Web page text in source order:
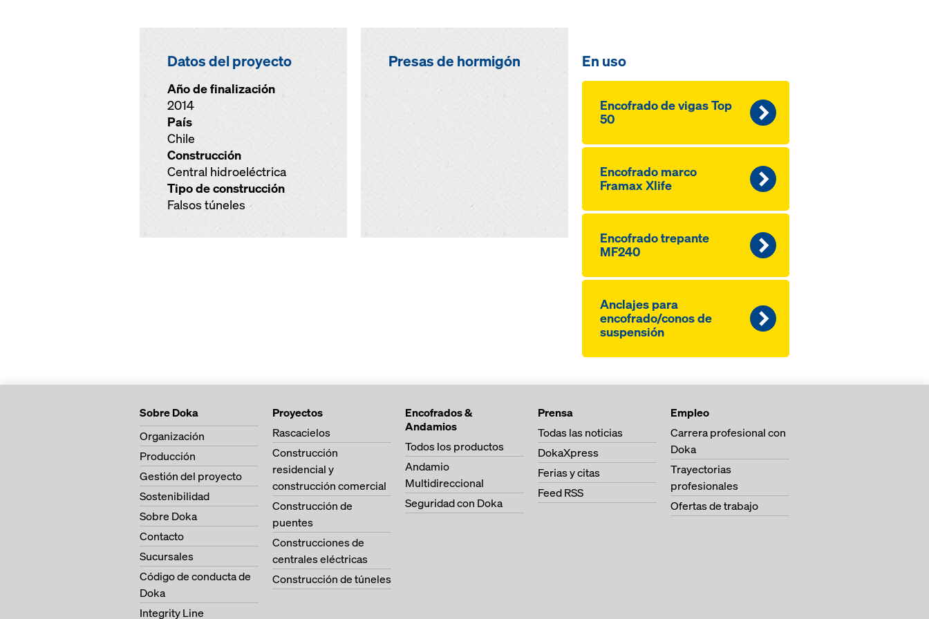
Datos del proyecto
Año de finalización
2014
País
Chile
Construcción
Central hidroeléctrica
Tipo de construcción
Falsos túneles
Presas de hormigón En uso
Encofrado de vigas Top
50
Encofrado marco
Framax Xlife
Encofrado trepante
MF240
Anclajes para
encofrado/conos de
suspensión
Sobre Doka
Organización
Producción
Gestión del proyecto
Sostenibilidad
Sobre Doka
Contacto
Sucursales
Código de conducta de
Doka
Integrity Line
Proyectos
Rascacielos
Construcción
residencial y
construcción comercial
Construcción de
puentes
Construcciones de
centrales eléctricas
Construcción de túneles
Encofrados &
Andamios
Todos los productos
Andamio
Multidireccional
Seguridad con Doka
Prensa
Todas las noticias
DokaXpress
Ferias y citas
Feed RSS
Empleo
Carrera profesional con
Doka
Trayectorias
profesionales
Ofertas de trabajo